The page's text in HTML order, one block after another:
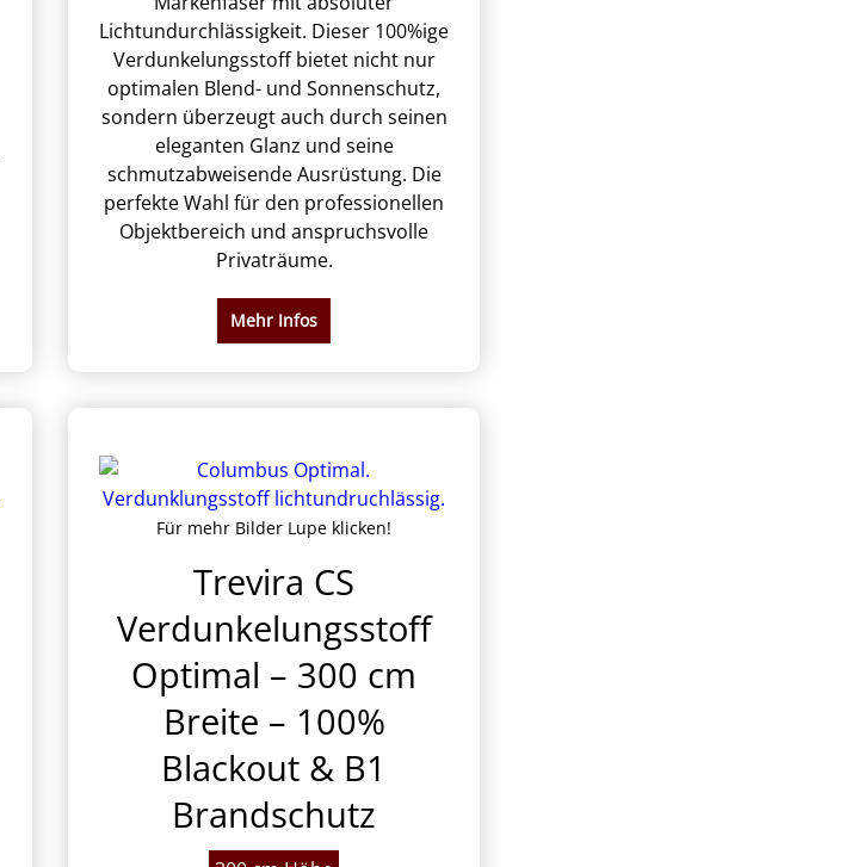
Lichtundurchlässigkeit. Dieser 100%ige
Verdunkelungsstoff bietet nicht nur
optimalen Blend- und Sonnenschutz,
sondern überzeugt auch durch seinen
eleganten Glanz und seine
schmutzabweisende Ausrüstung. Die
perfekte Wahl für den professionellen
Objektbereich und anspruchsvolle
Privaträume.
Mehr Infos
Für mehr Bilder Lupe klicken!
Trevira CS
Verdunkelungsstoff
Optimal – 300 cm
Breite – 100%
Blackout & B1
Brandschutz